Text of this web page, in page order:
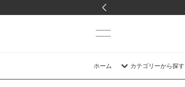
ホーム カテゴリーから探す